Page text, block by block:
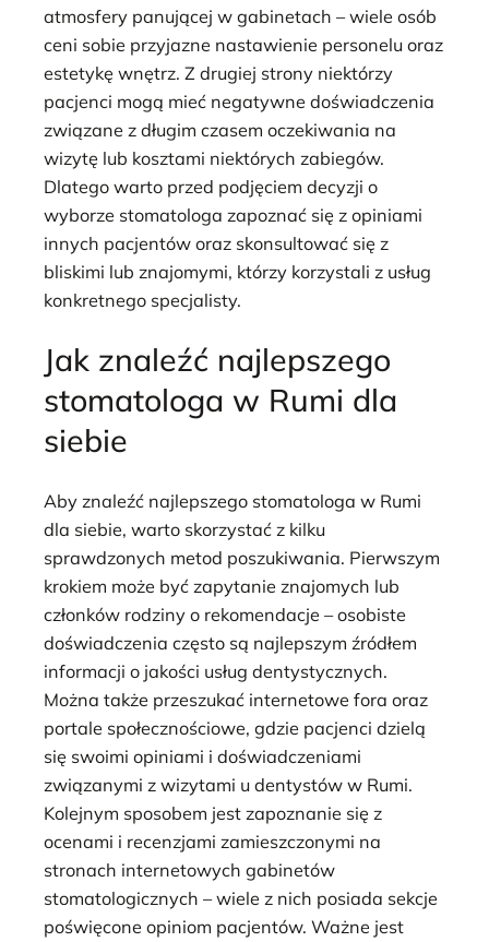
atmosfery panującej w gabinetach – wiele osób
ceni sobie przyjazne nastawienie personelu oraz
estetykę wnętrz. Z drugiej strony niektórzy
pacjenci mogą mieć negatywne doświadczenia
związane z długim czasem oczekiwania na
wizytę lub kosztami niektórych zabiegów.
Dlatego warto przed podjęciem decyzji o
wyborze stomatologa zapoznać się z opiniami
innych pacjentów oraz skonsultować się z
bliskimi lub znajomymi, którzy korzystali z usług
konkretnego specjalisty.
Jak znaleźć najlepszego
stomatologa w Rumi dla
siebie
Aby znaleźć najlepszego stomatologa w Rumi
dla siebie, warto skorzystać z kilku
sprawdzonych metod poszukiwania. Pierwszym
krokiem może być zapytanie znajomych lub
członków rodziny o rekomendacje – osobiste
doświadczenia często są najlepszym źródłem
informacji o jakości usług dentystycznych.
Można także przeszukać internetowe fora oraz
portale społecznościowe, gdzie pacjenci dzielą
się swoimi opiniami i doświadczeniami
związanymi z wizytami u dentystów w Rumi.
Kolejnym sposobem jest zapoznanie się z
ocenami i recenzjami zamieszczonymi na
stronach internetowych gabinetów
stomatologicznych – wiele z nich posiada sekcje
poświęcone opiniom pacjentów. Ważne jest